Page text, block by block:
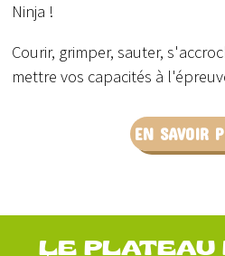
Ninja !
Courir, grimper, sauter,
mettre vos capacités à
EN SAVOIR
LE PLATEAU